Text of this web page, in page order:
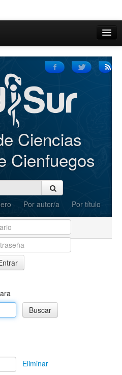
Ciencias
Cienfuegos
Por autor/a Por título
Eliminar